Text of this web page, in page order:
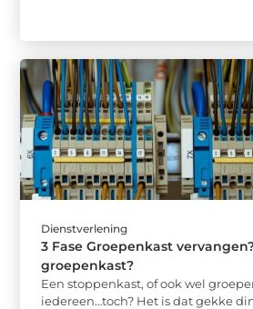
Dienstverlening
3 Fase Groepenkast
groepenkast?
Een stoppenkast, of ook wel
iedereen…toch? Het is dat gekke